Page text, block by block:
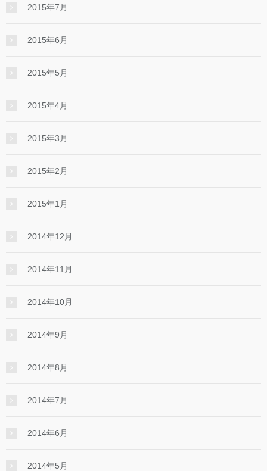
2015年7月
2015年6月
2015年5月
2015年4月
2015年3月
2015年2月
2015年1月
2014年12月
2014年11月
2014年10月
2014年9月
2014年8月
2014年7月
2014年6月
2014年5月